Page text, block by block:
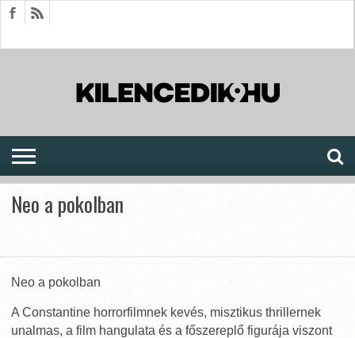
Neo a pokolban
Neo a pokolban
A Constantine horrorfilmnek kevés, misztikus thrillernek
unalmas, a film hangulata és a főszereplő figurája viszont